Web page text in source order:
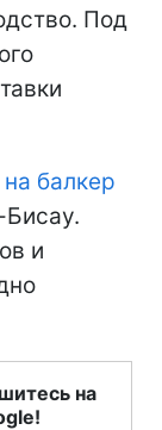
Под
балкер
и
на